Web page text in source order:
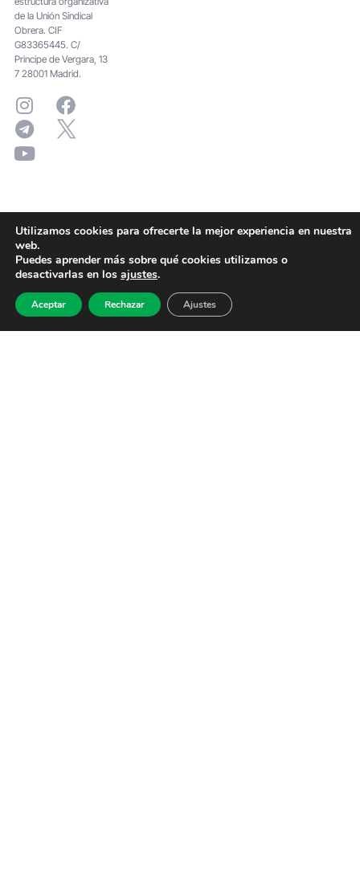
de la Unión Sindical
Obrera. CIF
G83365445. C/
Principe de Vergara, 13
7 28001 Madrid.
Utilizamos cookies para ofrecerte la mejor experiencia en nuestra
web.
Puedes aprender más sobre qué cookies utilizamos o
desactivarlas en los ajustes.
Aceptar Rechazar Ajustes